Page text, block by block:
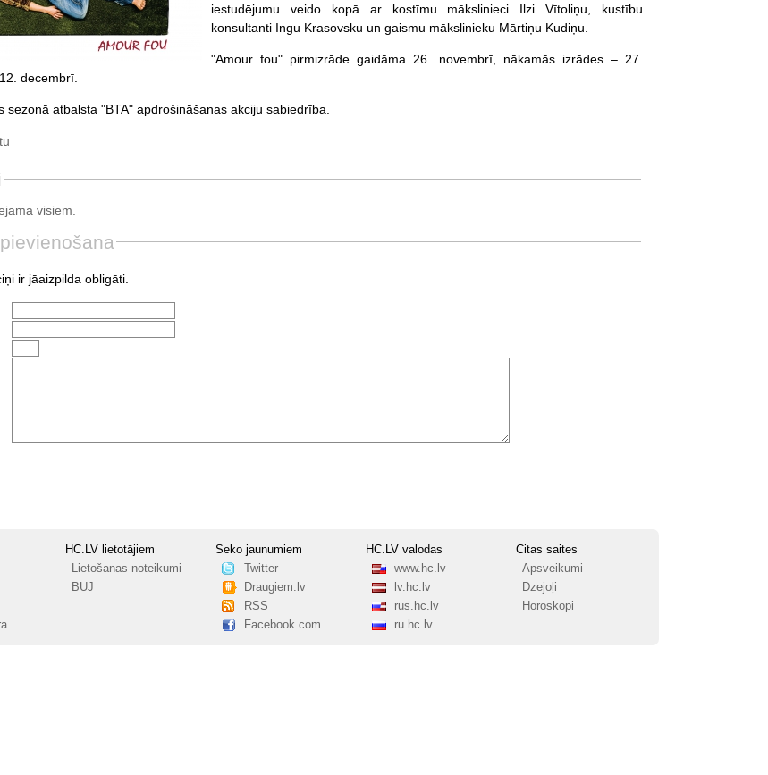
iestudējumu veido kopā ar kostīmu mākslinieci Ilzi Vītoliņu, kustību
konsultanti Ingu Krasovsku un gaismu mākslinieku Mārtiņu Kudiņu.
"Amour fou" pirmizrāde gaidāma 26. novembrī, nākamās izrādes – 27.
decembrī.
sezonā atbalsta "BTA" apdrošināšanas akciju sabiedrība.
visiem.
ir jāaizpilda obligāti.
HC.LV lietotājiem
Lietošanas noteikumi
BUJ
Seko jaunumiem
Twitter
Draugiem.lv
RSS
Facebook.com
HC.LV valodas
www.hc.lv
lv.hc.lv
rus.hc.lv
ru.hc.lv
Citas saites
Apsveikumi
Dzejoļi
Horoskopi